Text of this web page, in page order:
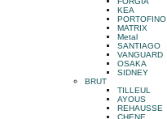
KEA
PORTOFINO
MATRIX
Metal
SANTIAGO
VANGUARD
OSAKA
SIDNEY
BRUT
TILLEUL
AYOUS
REHAUSSE
CHENE